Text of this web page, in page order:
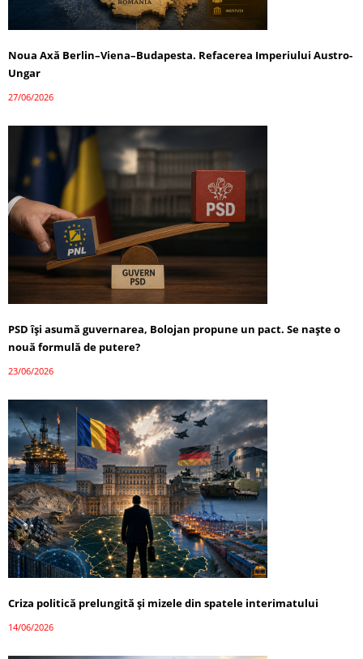
Noua Axă Berlin–Viena–Budapesta. Refacerea Imperiului Austro-
Ungar
27/06/2026
PSD își asumă guvernarea, Bolojan propune un pact. Se naște o
nouă formulă de putere?
23/06/2026
Criza politică prelungită și mizele din spatele interimatului
14/06/2026